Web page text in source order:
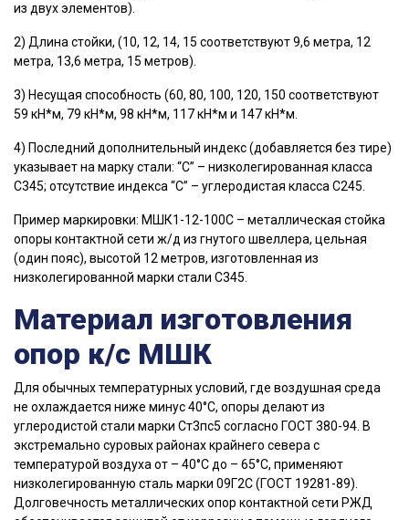
из двух элементов).
2) Длина стойки, (10, 12, 14, 15 соответствуют 9,6 метра, 12
метра, 13,6 метра, 15 метров).
3) Несущая способность (60, 80, 100, 120, 150 соответствуют
59 кН*м, 79 кН*м, 98 кН*м, 117 кН*м и 147 кН*м.
4) Последний дополнительный индекс (добавляется без тире)
указывает на марку стали: “С” – низколегированная класса
С345; отсутствие индекса “С” – углеродистая класса С245.
Пример маркировки: МШК1-12-100С – металлическая стойка
опоры контактной сети ж/д из гнутого швеллера, цельная
(один пояс), высотой 12 метров, изготовленная из
низколегированной марки стали С345.
Материал изготовления
опор к/с МШК
Для обычных температурных условий, где воздушная среда
не охлаждается ниже минус 40°С, опоры делают из
углеродистой стали марки Ст3пс5 согласно ГОСТ 380-94. В
экстремально суровых районах крайнего севера с
температурой воздуха от – 40°С до – 65°С, применяют
низколегированную сталь марки 09Г2С (ГОСТ 19281-89).
Долговечность металлических опор контактной сети РЖД